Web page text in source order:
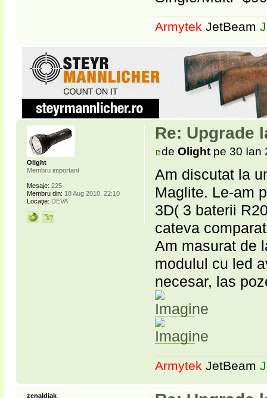
Armytek JetBeam
Re: Upgrade
deOlight pe 30 Ian
Am discutat la
Maglite. Le-am
3D( 3 baterii
cateva
Am masurat de
modulul cu led
necesar, las
Armytek JetBeam
Olight
Membru important
Mesaje: 225
Membru din: 18 Aug 2010, 22:10
Locaţie: DEVA
zenaldiak